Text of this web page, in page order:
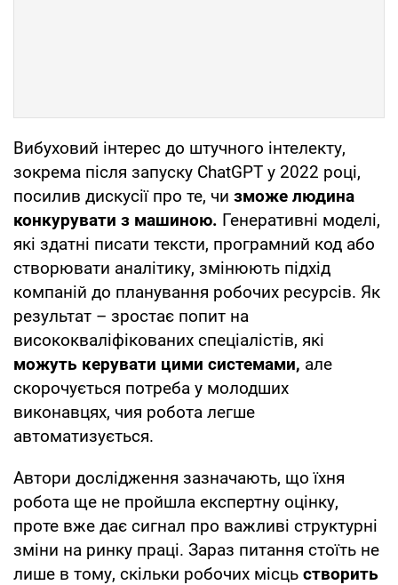
Вибуховий інтерес до штучного інтелекту,
зокрема після запуску ChatGPT у 2022 році,
посилив дискусії про те, чи зможе людина
конкурувати з машиною. Генеративні моделі,
які здатні писати тексти, програмний код або
створювати аналітику, змінюють підхід
компаній до планування робочих ресурсів. Як
результат – зростає попит на
висококваліфікованих спеціалістів, які
можуть керувати цими системами, але
скорочується потреба у молодших
виконавцях, чия робота легше
автоматизується.
Автори дослідження зазначають, що їхня
робота ще не пройшла експертну оцінку,
проте вже дає сигнал про важливі структурні
зміни на ринку праці. Зараз питання стоїть не
лише в тому, скільки робочих місць створить